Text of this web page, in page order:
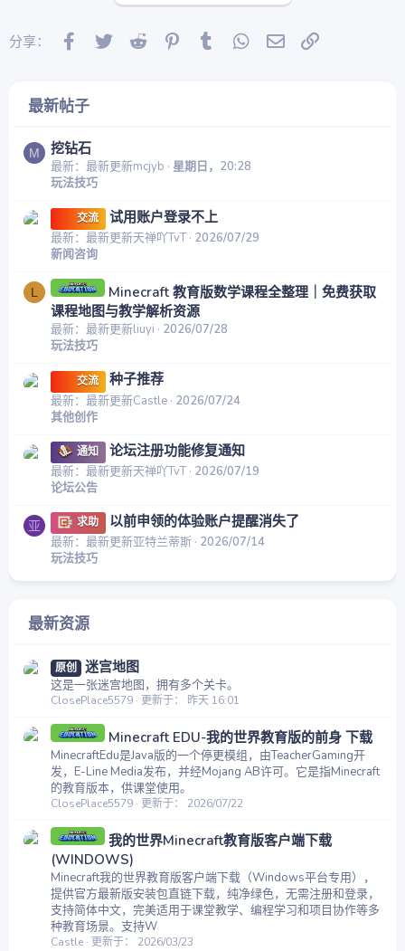
分享： Facebook
Twitter Reddit PinterestTumblr WhatsApp
邮件
最新帖子
M 挖钻石
最新：最新更新mcjyb 星期日，20:28
玩法技巧
交流 试用账户登录不上
最新：最新更新天禅吖TvT 2026/07/29
新闻咨询
L
Minecraft 教育版数学课程全整理｜免费获取
课程地图与教学解析资源
最新：最新更新liuyi
2026/07/28
玩法技巧
交流 种子推荐
最新：最新更新Castle 2026/07/24
其他创作
通知 论坛注册功能修复通知
最新：最新更新天禅吖TvT 2026/07/19
论坛公告
亚 求助 以前申领的体验账户提醒消失了
最新：最新更新亚特兰蒂斯 2026/07/14
玩法技巧
最新资源
原创 迷宫地图
这是一张迷宫地图，拥有多个关卡。
ClosePlace5579 更新于： 昨天 16:01
Minecraft EDU-我的世界教育版的前身 下载
MinecraftEdu是Java版的一个停更模组，由TeacherGaming开
发，E-Line Media发布，并经Mojang AB许可。它是指Minecraft
的教育版本，供课堂使用。
ClosePlace5579 更新于： 2026/07/22
我的世界Minecraft教育版客户端下载
(WINDOWS)
Minecraft我的世界教育版客户端下载（Windows平台专用），
提供官方最新版安装包直链下载，纯净绿色，无需注册和登录，
支持简体中文，完美适用于课堂教学、编程学习和项目协作等多
种教育场景。支持W
Castle 更新于： 2026/03/23